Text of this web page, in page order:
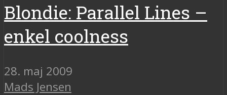
Blondie: Parallel Lines –
enkel coolness
28. maj 2009
Mads Jensen